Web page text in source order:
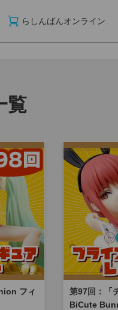
らしんばんオンライン
覧
フィ
第97回：「
BiCute